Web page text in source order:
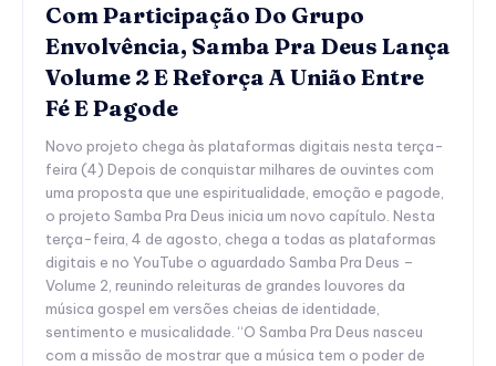
Com Participação Do Grupo
Envolvência, Samba Pra Deus Lança
Volume 2 E Reforça A União Entre
Fé E Pagode
Novo projeto chega às plataformas digitais nesta terça-
feira (4) Depois de conquistar milhares de ouvintes com
uma proposta que une espiritualidade, emoção e pagode,
o projeto Samba Pra Deus inicia um novo capítulo. Nesta
terça-feira, 4 de agosto, chega a todas as plataformas
digitais e no YouTube o aguardado Samba Pra Deus –
Volume 2, reunindo releituras de grandes louvores da
música gospel em versões cheias de identidade,
sentimento e musicalidade. “O Samba Pra Deus nasceu
com a missão de mostrar que a música tem o poder de